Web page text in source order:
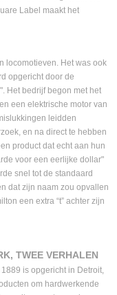
Label maakt het
locomotieven. Het was ook
opgericht door de
Het bedrijf begon met het
een elektrische motor van
leidden
en na direct te hebben
product dat echt aan hun
voor een eerlijke dollar"
snel tot de standaard
dat zijn naam zou opvallen
een extra “t” achter zijn
TWEE VERHALEN
is opgericht in Detroit,
om hardwerkende